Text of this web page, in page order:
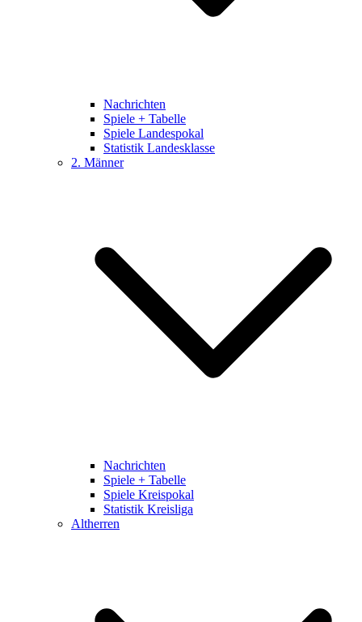
Nachrichten
Spiele + Tabelle
Spiele Landespokal
Statistik Landesklasse
2. Männer
Nachrichten
Spiele + Tabelle
Spiele Kreispokal
Statistik Kreisliga
Altherren